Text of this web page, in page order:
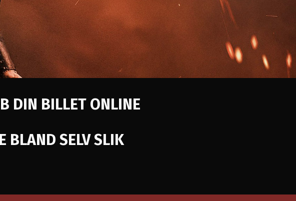
DIN BILLET ONLINE
BLAND SELV SLIK